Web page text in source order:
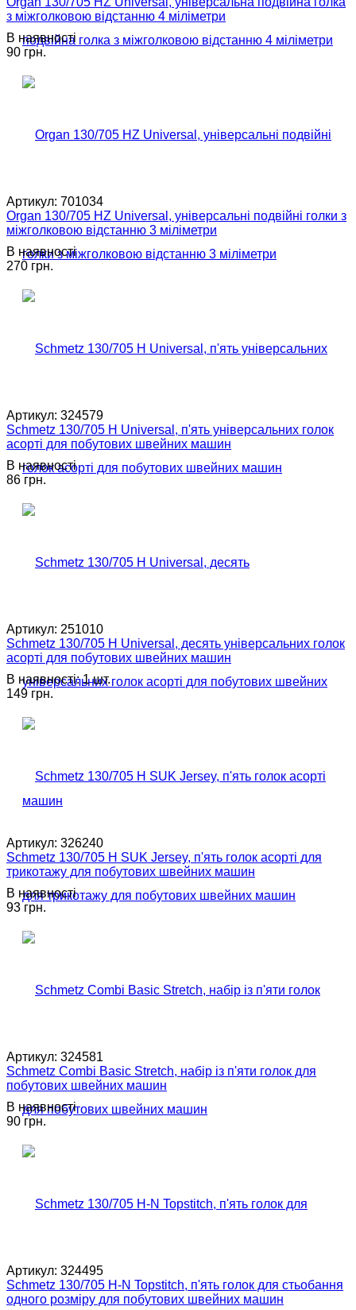
з міжголковою відстанню 4 міліметри
В наявності
90 грн.
Артикул: 701034
Organ 130/705 HZ Universal, універсальні подвійні голки з
міжголковою відстанню 3 міліметри
В наявності
270 грн.
Артикул: 324579
Schmetz 130/705 H Universal, п'ять універсальних голок
асорті для побутових швейних машин
В наявності
86 грн.
Артикул: 251010
Schmetz 130/705 H Universal, десять універсальних голок
асорті для побутових швейних машин
В наявності: 1 шт.
149 грн.
Артикул: 326240
Schmetz 130/705 H SUK Jersey, п'ять голок асорті для
трикотажу для побутових швейних машин
В наявності
93 грн.
Артикул: 324581
Schmetz Combi Basic Stretch, набір із п'яти голок для
побутових швейних машин
В наявності
90 грн.
Артикул: 324495
Schmetz 130/705 H-N Topstitch, п'ять голок для стьобання
одного розміру для побутових швейних машин